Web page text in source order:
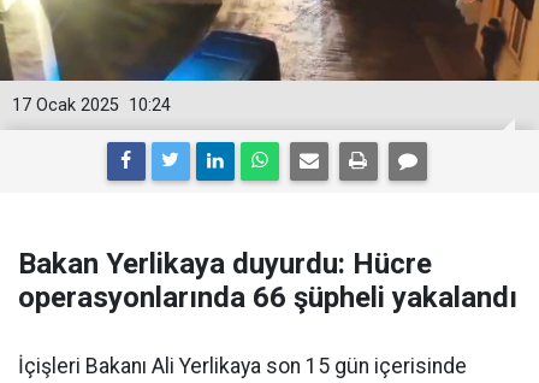
10:24
17 Ocak 2025
Bakan Yerlikaya duyurdu: Hücre
operasyonlarında 66 şüpheli yakalandı
İçişleri Bakanı Ali Yerlikaya son 15 gün içerisinde